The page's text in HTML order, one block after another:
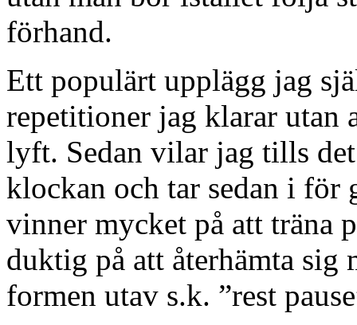
förhand.
Ett populärt upplägg jag
repetitioner jag klarar utan
lyft. Sedan vilar jag tills
klockan och tar sedan i för
vinner mycket på att träna
duktig på att återhämta sig
formen utav s.k. ”rest